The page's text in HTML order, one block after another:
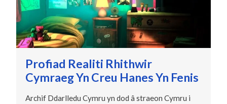
Profiad Realiti Rhithwir
Cymraeg Yn Creu Hanes Yn Fenis
Archif Ddarlledu Cymru yn dod â straeon Cymru i